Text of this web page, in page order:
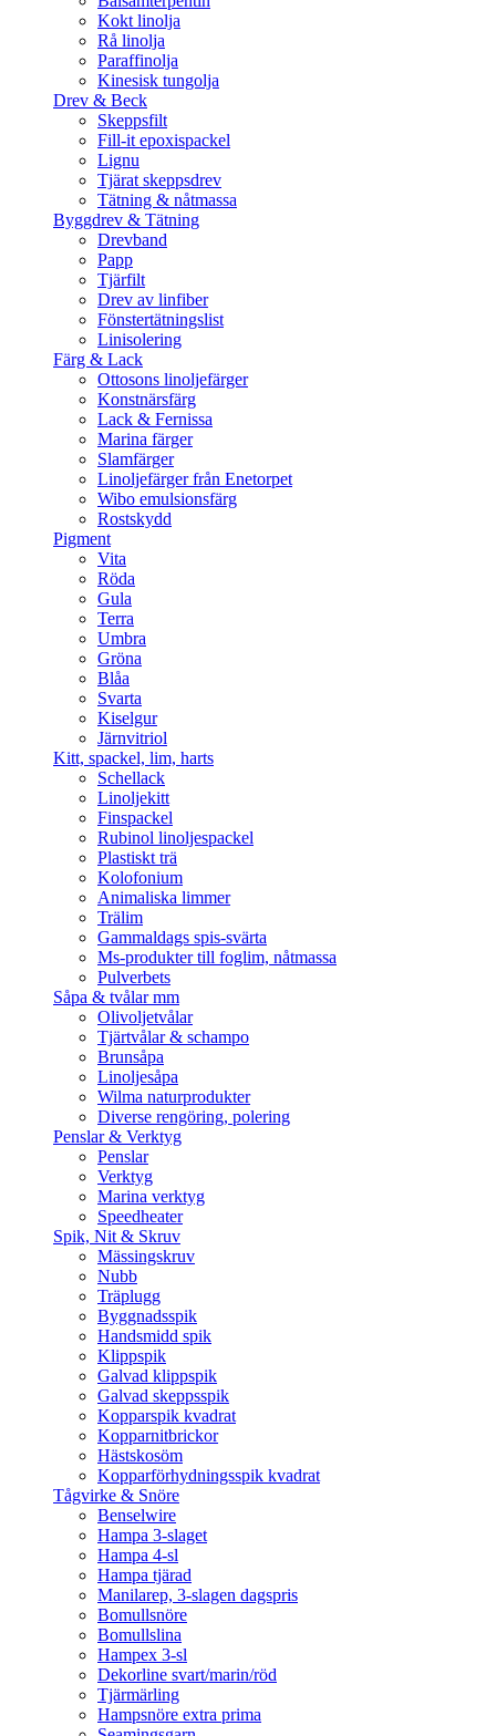
Kokt linolja
Rå linolja
Paraffinolja
Kinesisk tungolja
Drev & Beck
Skeppsfilt
Fill-it epoxispackel
Lignu
Tjärat skeppsdrev
Tätning & nåtmassa
Byggdrev & Tätning
Drevband
Papp
Tjärfilt
Drev av linfiber
Fönstertätningslist
Linisolering
Färg & Lack
Ottosons linoljefärger
Konstnärsfärg
Lack & Fernissa
Marina färger
Slamfärger
Linoljefärger från Enetorpet
Wibo emulsionsfärg
Rostskydd
Pigment
Vita
Röda
Gula
Terra
Umbra
Gröna
Blåa
Svarta
Kiselgur
Järnvitriol
Kitt, spackel, lim, harts
Schellack
Linoljekitt
Finspackel
Rubinol linoljespackel
Plastiskt trä
Kolofonium
Animaliska limmer
Trälim
Gammaldags spis-svärta
Ms-produkter till foglim, nåtmassa
Pulverbets
Såpa & tvålar mm
Olivoljetvålar
Tjärtvålar & schampo
Brunsåpa
Linoljesåpa
Wilma naturprodukter
Diverse rengöring, polering
Penslar & Verktyg
Penslar
Verktyg
Marina verktyg
Speedheater
Spik, Nit & Skruv
Mässingskruv
Nubb
Träplugg
Byggnadsspik
Handsmidd spik
Klippspik
Galvad klippspik
Galvad skeppsspik
Kopparspik kvadrat
Kopparnitbrickor
Hästskosöm
Kopparförhydningsspik kvadrat
Tågvirke & Snöre
Benselwire
Hampa 3-slaget
Hampa 4-sl
Hampa tjärad
Manilarep, 3-slagen dagspris
Bomullsnöre
Bomullslina
Hampex 3-sl
Dekorline svart/marin/röd
Tjärmärling
Hampsnöre extra prima